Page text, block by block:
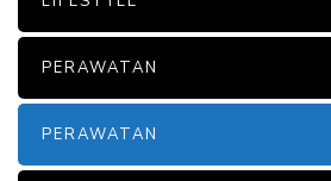
PERAWATAN
PERAWATAN